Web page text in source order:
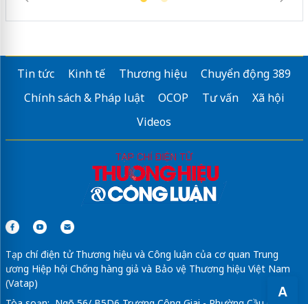
A
Tin tức Kinh tế Thương hiệu
Chuyển động 389
Chính sách & Pháp luật
OCOP Tư vấn
Xã hội
Videos
Tạp chí điện tử Thương hiệu và Công luận của cơ quan Trung
ương Hiệp hội Chống hàng giả và Bảo vệ Thương hiệu Việt Nam
(Vatap)